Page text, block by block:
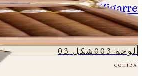
- Einzelne Zigarre
نسخة واحدة
CHF 850.00
لوحة 003 شكل 03
cohiba